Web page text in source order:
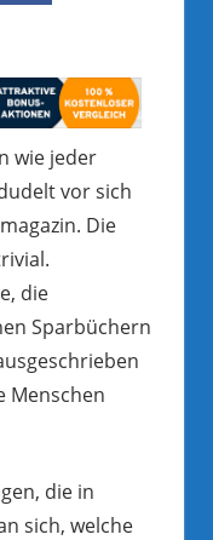
wie jeder
vor sich
Die
die
Sparbüchern
Menschen
die in
sich, welche